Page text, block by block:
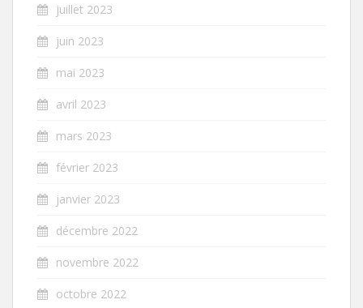
juillet 2023
juin 2023
mai 2023
avril 2023
mars 2023
février 2023
janvier 2023
décembre 2022
novembre 2022
octobre 2022